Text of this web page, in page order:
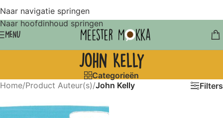
Naar navigatie springen
Naar hoofdinhoud springen
MENU
John Kelly
Categorieën
Home/Product Auteur(s)/John Kelly Filters